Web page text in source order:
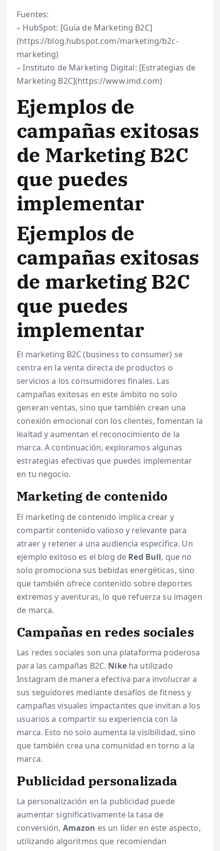
Fuentes:
– HubSpot: [Guía de Marketing B2C]
(https://blog.hubspot.com/marketing/b2c-
marketing)
– Instituto de Marketing Digital: [Estrategias de
Marketing B2C](https://www.imd.com)
Ejemplos de
campañas exitosas
de Marketing B2C
que puedes
implementar
Ejemplos de
campañas exitosas
de marketing B2C
que puedes
implementar
El marketing B2C (business to consumer) se
centra en la venta directa de productos o
servicios a los consumidores finales. Las
campañas exitosas en este ámbito no solo
generan ventas, sino que también crean una
conexión emocional con los clientes, fomentan la
lealtad y aumentan el reconocimiento de la
marca. A continuación, exploramos algunas
estrategias efectivas que puedes implementar
en tu negocio.
Marketing de contenido
El marketing de contenido implica crear y
compartir contenido valioso y relevante para
atraer y retener a una audiencia específica. Un
ejemplo exitoso es el blog de Red Bull, que no
solo promociona sus bebidas energéticas, sino
que también ofrece contenido sobre deportes
extremos y aventuras, lo que refuerza su imagen
de marca.
Campañas en redes sociales
Las redes sociales son una plataforma poderosa
para las campañas B2C. Nikeha utilizado
Instagram de manera efectiva para involucrar a
sus seguidores mediante desafíos de fitness y
campañas visuales impactantes que invitan a los
usuarios a compartir su experiencia con la
marca. Esto no solo aumenta la visibilidad, sino
que también crea una comunidad en torno a la
marca.
Publicidad personalizada
La personalización en la publicidad puede
aumentar significativamente la tasa de
conversión. Amazon es un líder en este aspecto,
utilizando algoritmos que recomiendan